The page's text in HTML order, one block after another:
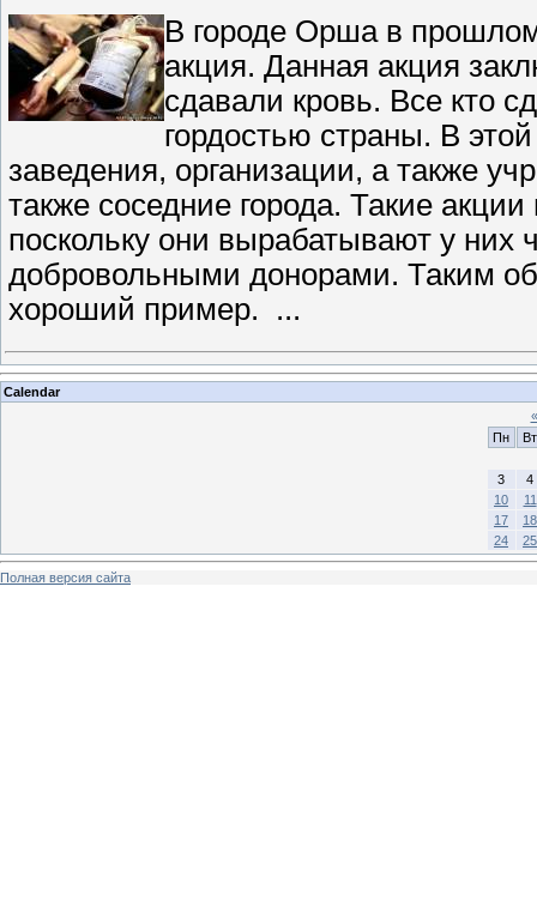
В городе Орша в
акция. Данная акция
сдавали кровь. Все кто
гордостью страны. В
заведения, организации, а также
также соседние города. Такие
поскольку они вырабатывают у
добровольными донорами. Таким
хороший пример. ...
Calendar
«
Пн
Вт
3
4
10
11
17
18
24
25
Полная версия сайта